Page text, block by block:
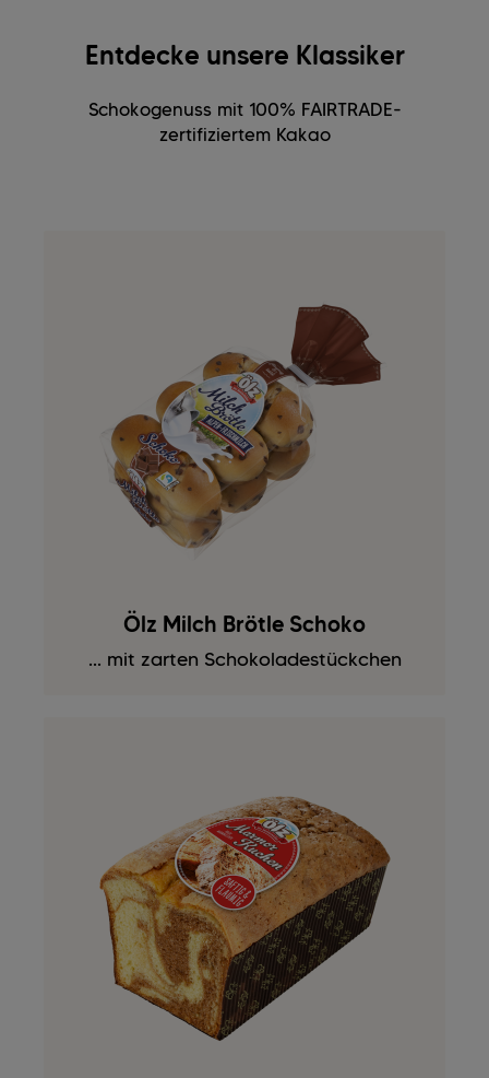
Entdecke unsere Klassiker
Schokogenuss mit 100% FAIRTRADE-
zertifiziertem Kakao
Ölz Milch Brötle Schoko
... mit zarten Schokoladestückchen